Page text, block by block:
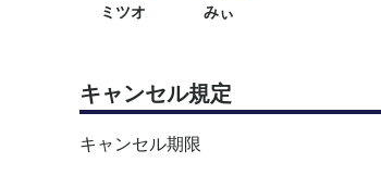
ミツオ みぃ
キャンセル規定
キャンセル期限